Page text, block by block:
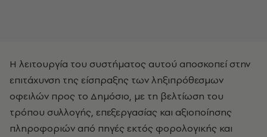
Η λειτουργία του συστήματος αυτού αποσκοπεί στην
επιτάχυνση της είσπραξης των ληξιπρόθεσμων
οφειλών προς το Δημόσιο, με τη βελτίωση του
τρόπου συλλογής, επεξεργασίας και αξιοποίησης
πληροφοριών από πηγές εκτός φορολογικής και